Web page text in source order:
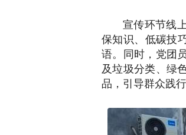
宣传环节线
保知识、低碳技
语。同时，党团
及垃圾分类、绿
品，引导群众践